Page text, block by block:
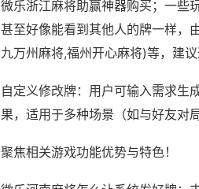
微乐浙江麻将助赢神器购买；一些
甚至好像能看到其他人的牌一样，
九万州麻将,福州开心麻将)等，建
自定义修改牌：用户可输入需求生
果，适用于多种场景（如与好友对
聚焦相关游戏功能优势与特色！